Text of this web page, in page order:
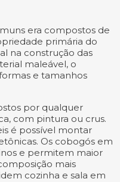
era compostos de
primária do
na construção das
maleável, o
e tamanhos
por qualquer
com pintura ou crus.
é possível montar
Os cobogós em
e permitem maior
mais
cozinha e sala em